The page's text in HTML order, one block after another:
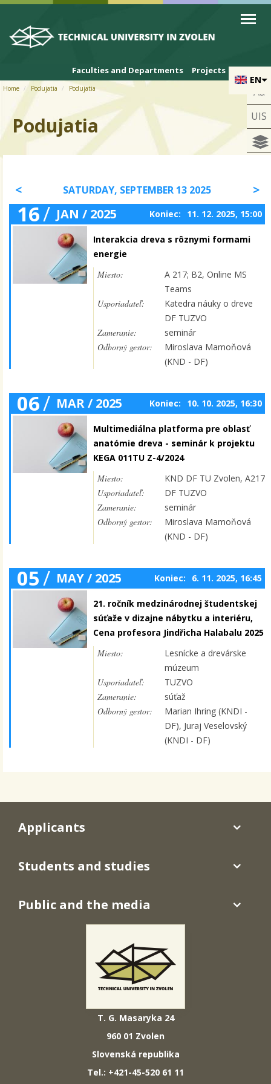
Skip to cookies
Skip to navigation
Skip to main content
EN
Faculties and Departments Projects
Aa
UIS
Home Podujatia Podujatia
Podujatia
SATURDAY, SEPTEMBER 13 2025
16/ JAN / 2025 Koniec: 11. 12. 2025, 15:00
Interakcia dreva s rôznymi formami
energie
Miesto:
A 217; B2, Online MS
Teams
Usporiadateľ:
Katedra náuky o dreve
DF TUZVO
Zameranie:
seminár
Odborný gestor:
Miroslava Mamoňová
(KND - DF)
06/ MAR / 2025 Koniec: 10. 10. 2025, 16:30
Multimediálna platforma pre oblasť
anatómie dreva - seminár k projektu
KEGA 011TU Z-4/2024
Miesto:
KND DF TU Zvolen, A217
Usporiadateľ:
DF TUZVO
Zameranie:
seminár
Odborný gestor:
Miroslava Mamoňová
(KND - DF)
05/ MAY / 2025 Koniec: 6. 11. 2025, 16:45
21. ročník medzinárodnej študentskej
súťaže v dizajne nábytku a interiéru,
Cena profesora Jindřicha Halabalu 2025
Miesto:
Lesnícke a drevárske
múzeum
Usporiadateľ:
TUZVO
Zameranie:
súťaž
Odborný gestor:
Marian Ihring (KNDI -
DF), Juraj Veselovský
(KNDI - DF)
T. G. Masaryka 24
960 01 Zvolen
Slovenská republika
Tel.: +421-45-520 61 11
Applicants
Students and studies
Public and the media